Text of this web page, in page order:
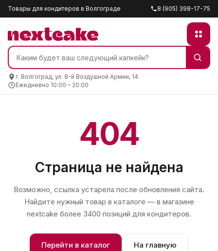
Товары для кондитеров в Волгограде 8 (905) 398-17-75
г. Волгоград, ул. 8-й Воздушной Армии, 14
Ежедневно 10:00 – 20:00
404
Страница не найдена
Возможно, ссылка устарела после обновления сайта.
Найдите нужный товар в каталоге — в магазине
nextcake более 3400 позиций для кондитеров.
Перейти в каталог На главную